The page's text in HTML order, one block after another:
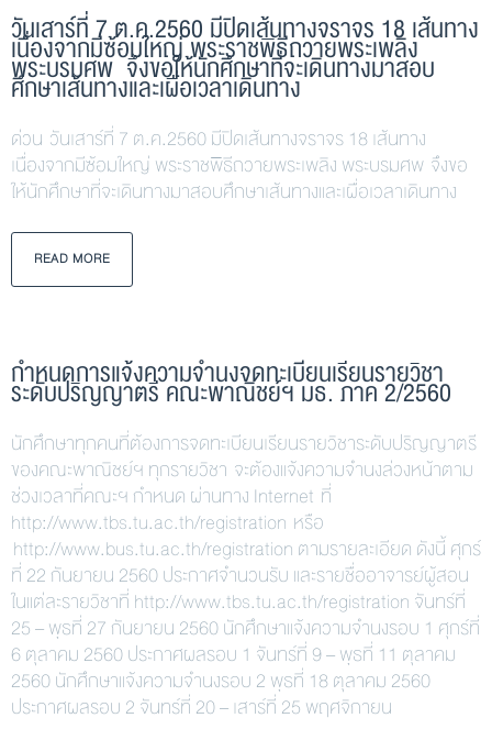
วันเสาร์ที่ 7 ต.ค.2560 มีปิดเส้นทางจราจร 18 เส้นทาง
เนื่องจากมีซ้อมใหญ่ พระราชพิธีถวายพระเพลิง
พระบรมศพ จึงขอให้นักศึกษาที่จะเดินทางมาสอบ
ศึกษาเส้นทางและเผื่อเวลาเดินทาง
ด่วน วันเสาร์ที่ 7 ต.ค.2560 มีปิดเส้นทางจราจร 18 เส้นทาง
เนื่องจากมีซ้อมใหญ่ พระราชพิธีถวายพระเพลิง พระบรมศพ จึงขอ
ให้นักศึกษาที่จะเดินทางมาสอบศึกษาเส้นทางและเผื่อเวลาเดินทาง
READ MORE
กำหนดการแจ้งความจำนงจดทะเบียนเรียนรายวิชา
ระดับปริญญาตรี คณะพาณิชย์ฯ มธ. ภาค 2/2560
นักศึกษาทุกคนที่ต้องการจดทะเบียนเรียนรายวิชาระดับปริญญาตรี
ของคณะพาณิชย์ฯ ทุกรายวิชา จะต้องแจ้งความจำนงล่วงหน้าตาม
ช่วงเวลาที่คณะฯ กำหนด ผ่านทาง Internet ที่
http://www.tbs.tu.ac.th/registration หรือ
http://www.bus.tu.ac.th/registration ตามรายละเอียด ดังนี้ ศุกร์
ที่ 22 กันยายน 2560 ประกาศจำนวนรับ และรายชื่ออาจารย์ผู้สอน
ในแต่ละรายวิชาที่ http://www.tbs.tu.ac.th/registration จันทร์ที่
25 – พุธที่ 27 กันยายน 2560 นักศึกษาแจ้งความจำนงรอบ 1 ศุกร์ที่
6 ตุลาคม 2560 ประกาศผลรอบ 1 จันทร์ที่ 9 – พุธที่ 11 ตุลาคม
2560 นักศึกษาแจ้งความจำนงรอบ 2 พุธที่ 18 ตุลาคม 2560
ประกาศผลรอบ 2 จันทร์ที่ 20 – เสาร์ที่ 25 พฤศจิกายน